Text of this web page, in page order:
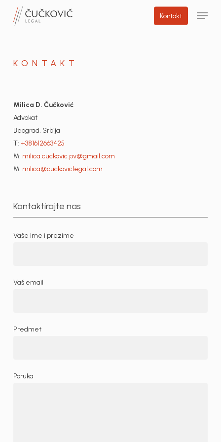
Kontakt Menu
KONTAKT
Milica D. Čučković
Advokat
Beograd, Srbija
T: +381612663425
M: milica.cuckovic.pv@gmail.com
M: milica@cuckoviclegal.com
Kontaktirajte nas
Vaše ime i prezime
Vaš email
Predmet
Poruka